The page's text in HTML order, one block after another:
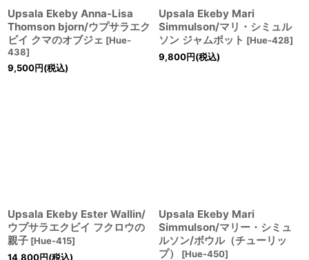
Upsala Ekeby Anna-Lisa
Thomson bjorn/ウプサラエク
ビイ クマのオブジェ [Hue-
438]
9,500円(税込)
Upsala Ekeby Mari
Simmulson/マリ・シミュル
ソン ジャムポット [Hue-428]
9,800円(税込)
Upsala Ekeby Ester Wallin/
ウプサラエクビイ フクロウの
親子 [Hue-415]
14,800円(税込)
Upsala Ekeby Mari
Simmulson/マリー・シミュ
ルソン/ボウル（チューリッ
プ）
[Hue-450]